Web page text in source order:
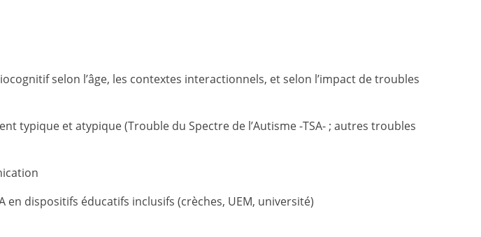
selon l’âge, les contextes interactionnels, et selon l’impact de troubles
typique et atypique (Trouble du Spectre de l’Autisme -TSA- ; autres troubles
dispositifs éducatifs inclusifs (crèches, UEM, université)